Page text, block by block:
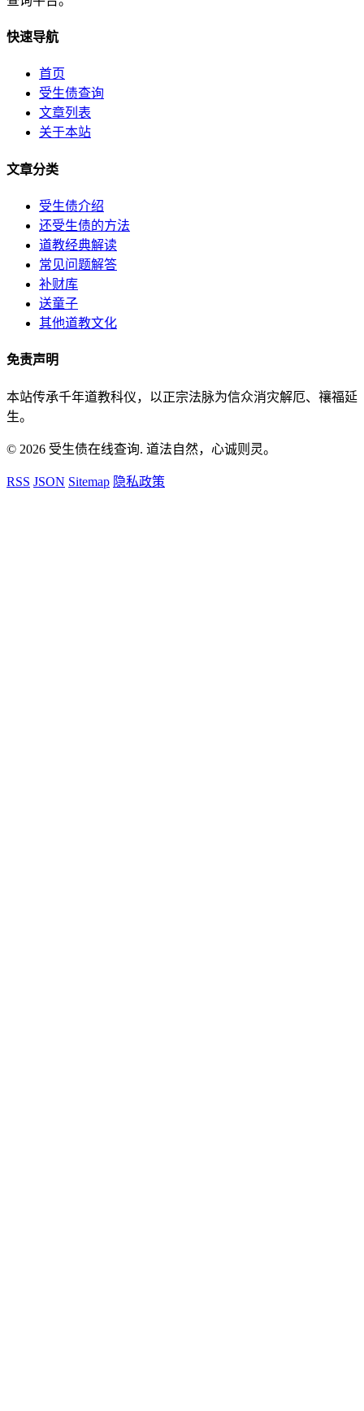
快速导航
首页
受生债查询
文章列表
关于本站
文章分类
受生债介绍
还受生债的方法
道教经典解读
常见问题解答
补财库
送童子
其他道教文化
免责声明
本站传承千年道教科仪，以正宗法脉为信众消灾解厄、禳福延
生。
© 2026 受生债在线查询. 道法自然，心诚则灵。
RSS JSON Sitemap 隐私政策